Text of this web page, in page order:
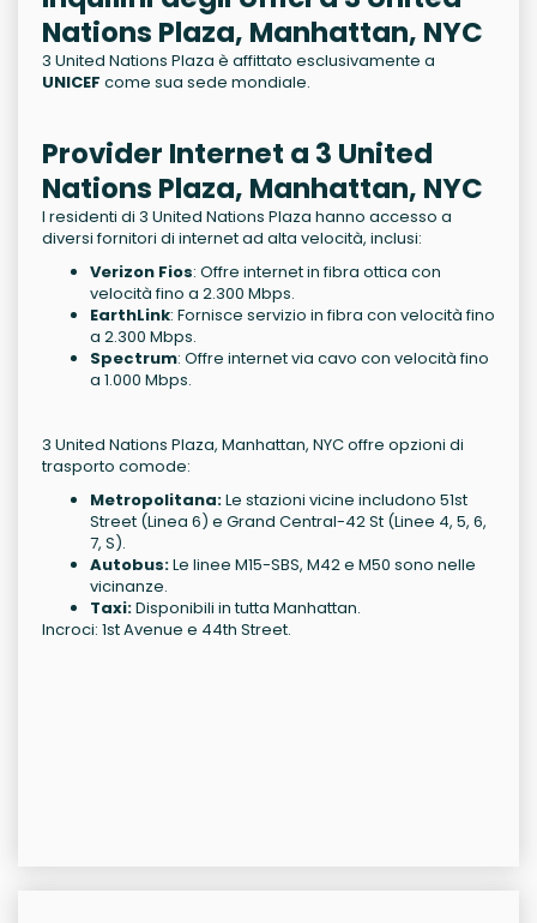
Nations Plaza, Manhattan, NYC
3 United Nations Plaza è affittato esclusivamente a
UNICEF come sua sede mondiale.
Provider Internet a 3 United
Nations Plaza, Manhattan, NYC
I residenti di 3 United Nations Plaza hanno accesso a
diversi fornitori di internet ad alta velocità, inclusi:
Verizon Fios: Offre internet in fibra ottica con
velocità fino a 2.300 Mbps.
EarthLink: Fornisce servizio in fibra con velocità fino
a 2.300 Mbps.
Spectrum: Offre internet via cavo con velocità fino
a 1.000 Mbps.
3 United Nations Plaza, Manhattan, NYC offre opzioni di
trasporto comode:
Metropolitana:Le stazioni vicine includono 51st
Street (Linea 6) e Grand Central-42 St (Linee 4, 5, 6,
7, S).
Autobus:Le linee M15-SBS, M42 e M50 sono nelle
vicinanze.
Taxi:Disponibili in tutta Manhattan.
Incroci: 1st Avenue e 44th Street.